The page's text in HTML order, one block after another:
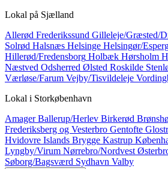
Lokal på Sjælland
Allerød Frederikssund Gilleleje/Græsted/
Solrød Halsnæs Helsinge Helsingør/
Hillerød/Fredensborg Holbæk Hørsholm
Næstved Odsherred Ølsted Roskilde
Værløse/Farum Vejby/Tisvildeleje
Lokal i Storkøbenhavn
AmagerBallerup/Herlev Birkerød
Frederiksberg og Vesterbro Gentofte
Hvidovre Islands Brygge Kastrup
Lyngby/Virum Nørrebro/Nordvest
Søborg/Bagsværd Sydhavn Valby